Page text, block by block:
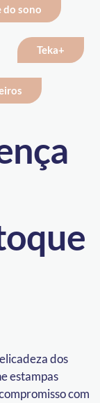
do sono
Teka+
dos
estampas
com